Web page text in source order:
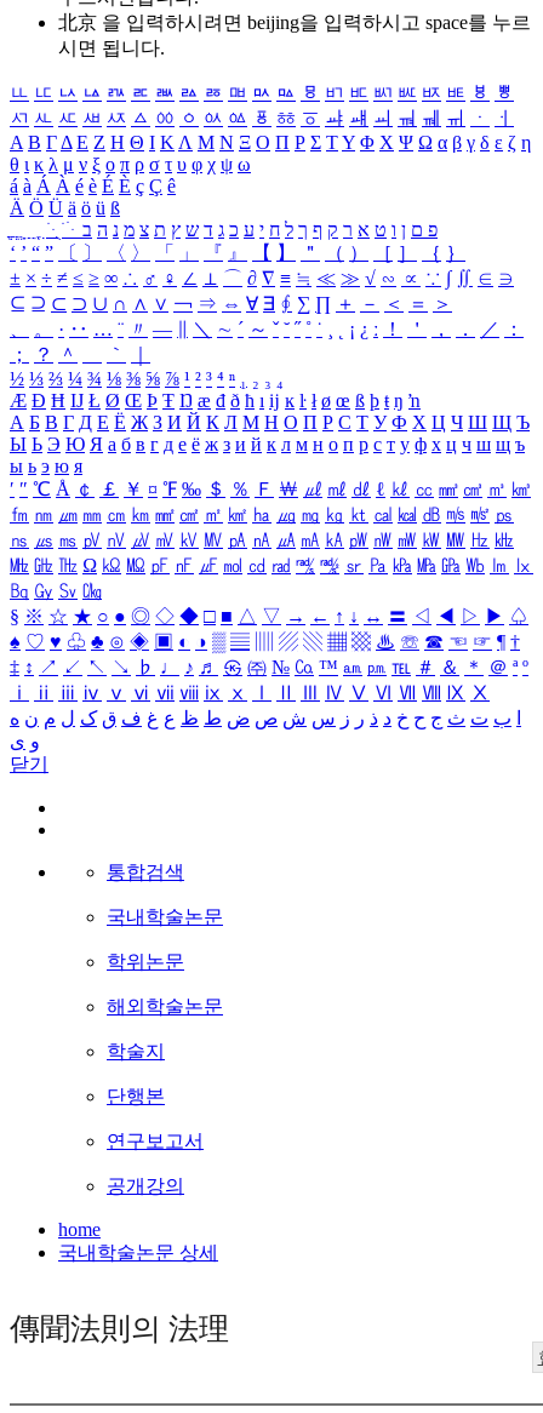
北京 을 입력하시려면 beijing을 입력하시고 space를 누르
시면 됩니다.
ㅥ ㅦ ㅧ ㅨ ㅩ ㅪ ㅫ ㅬ ㅭ ㅮ ㅯ ㅰ ㅱ ㅲ ㅳ ㅴ ㅵ ㅶ ㅷ ㅸ
ㅹ
ㅺ ㅻ ㅼ ㅽ ㅾ ㅿ ㆀ ㆁ ㆂ ㆃ ㆄ ㆅ ㆆ ㆇ ㆈ ㆉ ㆊ ㆋ ㆌ ㆍ
ㆎ
Α Β ΓΔ Ε Ζ Η Θ Ι ΚΛ Μ Ν Ξ Ο Π Ρ Σ ΤΥ Φ Χ Ψ Ω α β γ δ ε ζ η
θ ι κ λ μ ν ξ ο π ρ σ τ υ φ χ ψ ω
á à Á À é è É È ç Ç ê
Ä Ö Ü ä ö ü ß
ִֶֹ ֻּ ׁׂ פ ם ן ו ט א ר ק ף ך ל ח י ע כ ג ד ש ץ ת צ מ נ ה ב
‘ ’ “ ” 〔 〕 〈 〉 「 」 『 』 【 】 ＂ （ ） ［ ］ ｛ ｝
± × ÷ ≠ ≤ ≥ ∞ ∴ ♂ ♀ ∠ ⊥ ⌒ ∂ ∇ ≡ ≒ ≪ ≫ √ ∽ ∝ ∵ ∫ ∬ ∈ ∋
⊆ ⊇ ⊂ ⊃ ∪ ∩ ∧ ∨ ￢ ⇒ ⇔ ∀ ∃ ∮ ∑ ∏ ＋ － ＜ ＝
＞
、
。 · ‥ … ¨ 〃 ― ＼ ∼ ´ ～ ˇ ˘ ˝ ˚ ˙ ¸ ¡ ¿ ː ！ ＇ ， ． ／
：
；
？ ＾ ｀
½ ⅓ ⅔ ¼ ¾ ⅛ ⅜ ⅝ ⅞ ¹ ² ³ ⁴ ⁿ ₁ ₂ ₃ ₄
Æ Ð Ħ Ĳ Ł Ø Œ Þ Ŧ Ŋ æ đ ð ħ ı ĳ ĸ ŀ ł ø œ ß þ ŧ ŋ ŉ
А Б В Г Д Е Ё Ж З И Й К Л М Н О П Р С Т У Ф Х Ц Ч Ш Щ Ъ
Ы Ь Э Ю Я а б в г д е ё ж з и й к л м н о п р с т у ф х ц ч ш щ ъ
ы ь э ю я
′ ″ ℃ Å ￠ ￡ ￥ ¤ ℉ ‰ ＄ ％ Ｆ ￦ ㎕ ㎖ ㎗ ℓ ㎘ ㏄ ㎣ ㎤ ㎥ ㎦
㎙ ㎚ ㎛ ㎜ ㎝ ㎞ ㎟ ㎠ ㎡ ㎢ ㏊ ㎍ ㎎ ㎏ ㏏ ㎈ ㎉ ㏈ ㎧ ㎨ ㎰
㎱ ㎲ ㎳ ㎴ ㎵ ㎶ ㎷ ㎸ ㎹ ㎀ ㎁ ㎂ ㎃ ㎄ ㎺ ㎻ ㎽ ㎾ ㎿ ㎐ ㎑
㎒ ㎓ ㎔ Ω ㏀ ㏁ ㎊ ㎋ ㎌ ㏖ ㏅ ㎭ ㎮ ㎯ ㏛ ㎩ ㎪ ㎫ ㎬ ㏝ ㏐
㏓
㏃ ㏉ ㏜ ㏆
§ ※ ☆ ★ ○ ● ◎ ◇ ◆ □ ■ △ ▽ → ← ↑ ↓ ↔ 〓 ◁ ◀ ▷ ▶ ♤
♠ ♡ ♥ ♧ ♣ ⊙ ◈ ▣ ◐ ◑ ▒ ▤ ▨ ▧ ▦ ▩ ♨ ☏ ☎ ☜ ☞ ¶ †
‡ ↕ ↗ ↙ ↖ ↘ ♭ ♩ ♪ ♬ ㉿ ㈜ № ㏇ ™ ㏂ ㏘ ℡ ＃ ＆ ＊ ＠ ª º
ⅰ
ⅱ ⅲ ⅳ ⅴ ⅵ ⅶ ⅷ ⅸ ⅹ Ⅳ Ⅴ Ⅵ Ⅶ Ⅷ Ⅸ Ⅹ
ب ت ث ج ح خ د ذ ر ز س ش ص ض ط ظ ع غ ف ق ک ل م ن ه
و ی
닫기
통합검색
국내학술논문
학위논문
해외학술논문
학술지
단행본
연구보고서
공개강의
home
국내학술논문 상세
傳聞法則의 法理